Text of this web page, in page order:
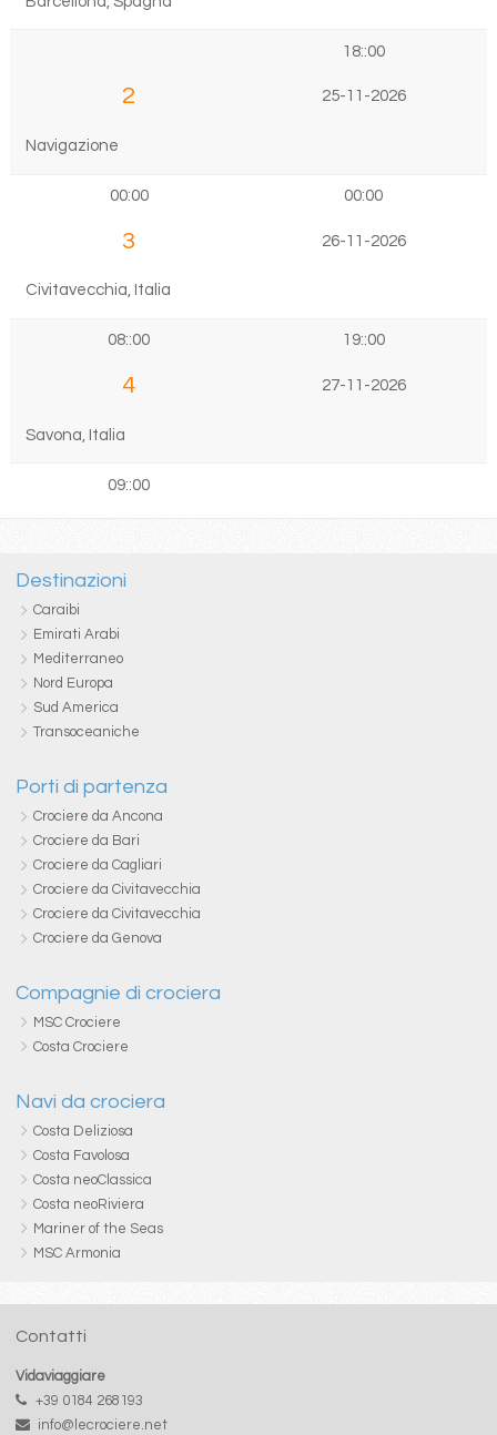
18::00
2 25-11-2026
Navigazione
00:00 00:00
3 26-11-2026
Civitavecchia, Italia
08::00 19::00
4 27-11-2026
Savona, Italia
09::00
Destinazioni
Caraibi
Emirati Arabi
Mediterraneo
Nord Europa
Sud America
Transoceaniche
Porti di partenza
Crociere da Ancona
Crociere da Bari
Crociere da Cagliari
Crociere da Civitavecchia
Crociere da Civitavecchia
Crociere da Genova
Compagnie di crociera
MSC Crociere
Costa Crociere
Navi da crociera
Costa Deliziosa
Costa Favolosa
Costa neoClassica
Costa neoRiviera
Mariner of the Seas
MSC Armonia
Contatti
Vidaviaggiare
+39 0184 268193
info@lecrociere.net